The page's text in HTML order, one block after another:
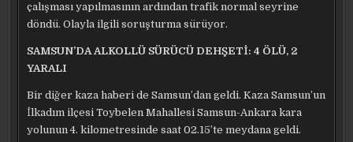
çalışması yapılmasının ardından trafik normal seyrine
döndü. Olayla ilgili soruşturma sürüyor.
SAMSUN’DA ALKOLLÜ SÜRÜCÜ DEHŞETİ: 4 ÖLÜ, 2
YARALI
Bir diğer kaza haberi de Samsun’dan geldi. Kaza Samsun’un
İlkadım ilçesi Toybelen Mahallesi Samsun-Ankara kara
yolunun 4. kilometresinde saat 02.15’te meydana geldi.